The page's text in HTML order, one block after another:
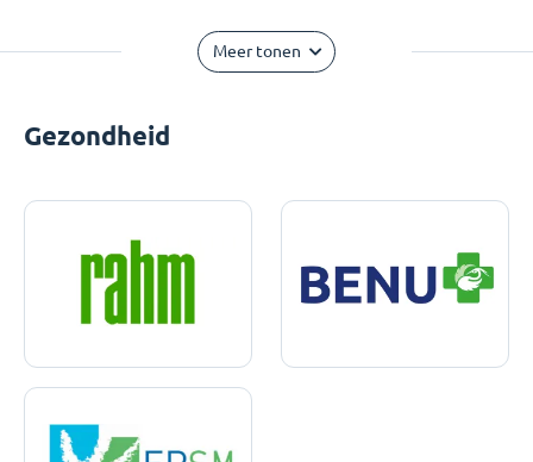
Meer tonen
Gezondheid